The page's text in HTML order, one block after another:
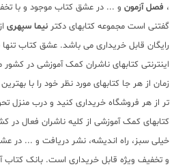
، فصل آزمون و ... در عشق کتاب موجود و با
گفتنی است مجموعه کتابهای دکتر نیما سپهری
رایگان قابل خریداری می باشد. عشق کتاب
اینترنتی کتابهای ناشران کمک آموزشی در
زمان از هر جا کتابهای مورد نظر خود را با
تر از هر فروشگاه خریداری کنید و درب منزل
کتابهای کمک آموزشی از کلیه ناشران فعال در
خیلی سبز، راه اندیشه، نشر دریافت و ... در
و تخفیف ویژه قابل خریداری است. بانک کتاب